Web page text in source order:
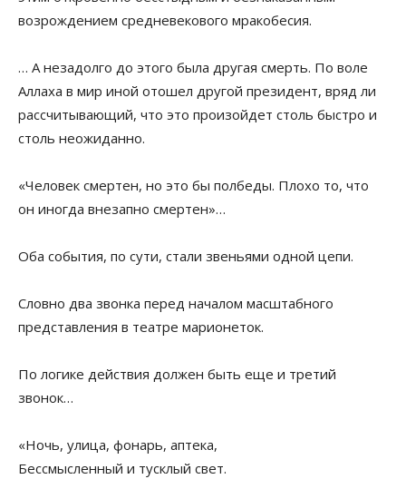
возрождением средневекового мракобесия.
… А незадолго до этого была другая смерть. По воле
Аллаха в мир иной отошел другой президент, вряд ли
рассчитывающий, что это произойдет столь быстро и
столь неожиданно.
«Человек смертен, но это бы полбеды. Плохо то, что
он иногда внезапно смертен»…
Оба события, по сути, стали звеньями одной цепи.
Словно два звонка перед началом масштабного
представления в театре марионеток.
По логике действия должен быть еще и третий
звонок…
«Ночь, улица, фонарь, аптека,
Бессмысленный и тусклый свет.